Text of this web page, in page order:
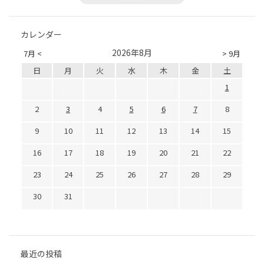
カレンダー
7月 < > 9月
2026年8月
日 月 火 水 木 金
土
1
2
3 4 5 6 7
8
9
10 11 12 13 14
15
16
17 18 19 20 21
22
23
24 25 26 27 28
29
30
31
最近の投稿